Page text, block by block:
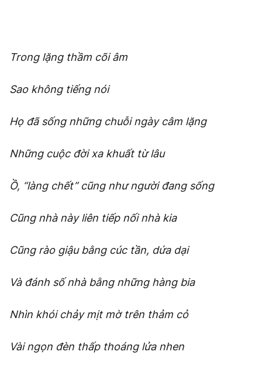
Trong lặng thầm cõi âm
Sao không tiếng nói
Họ đã sống những chuỗi ngày câm lặng
Những cuộc đời xa khuất từ lâu
Ồ, “làng chết” cũng như người đang sống
Cũng nhà này liên tiếp nối nhà kia
Cũng rào giậu bằng cúc tần, dứa dại
Và đánh số nhà bằng những hàng bia
Nhìn khói chảy mịt mờ trên thảm cỏ
Vài ngọn đèn thấp thoáng lửa nhen